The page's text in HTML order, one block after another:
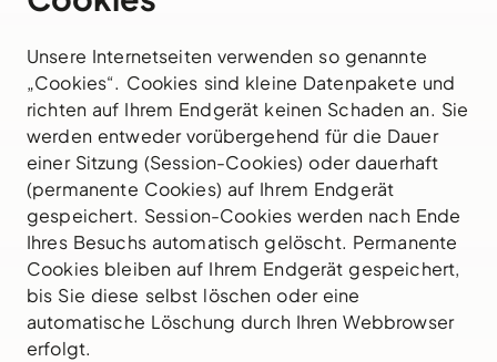
Unsere Internetseiten verwenden so genannte
„Cookies“. Cookies sind kleine Datenpakete und
richten auf Ihrem Endgerät keinen Schaden an. Sie
werden entweder vorübergehend für die Dauer
einer Sitzung (Session-Cookies) oder dauerhaft
(permanente Cookies) auf Ihrem Endgerät
gespeichert. Session-Cookies werden nach Ende
Ihres Besuchs automatisch gelöscht. Permanente
Cookies bleiben auf Ihrem Endgerät gespeichert,
bis Sie diese selbst löschen oder eine
automatische Löschung durch Ihren Webbrowser
erfolgt.